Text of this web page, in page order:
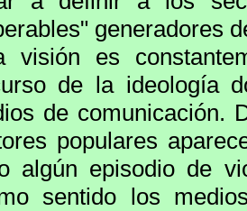
generadores
visión es
de la ideología
de
populares
algún episodio de
sentido los